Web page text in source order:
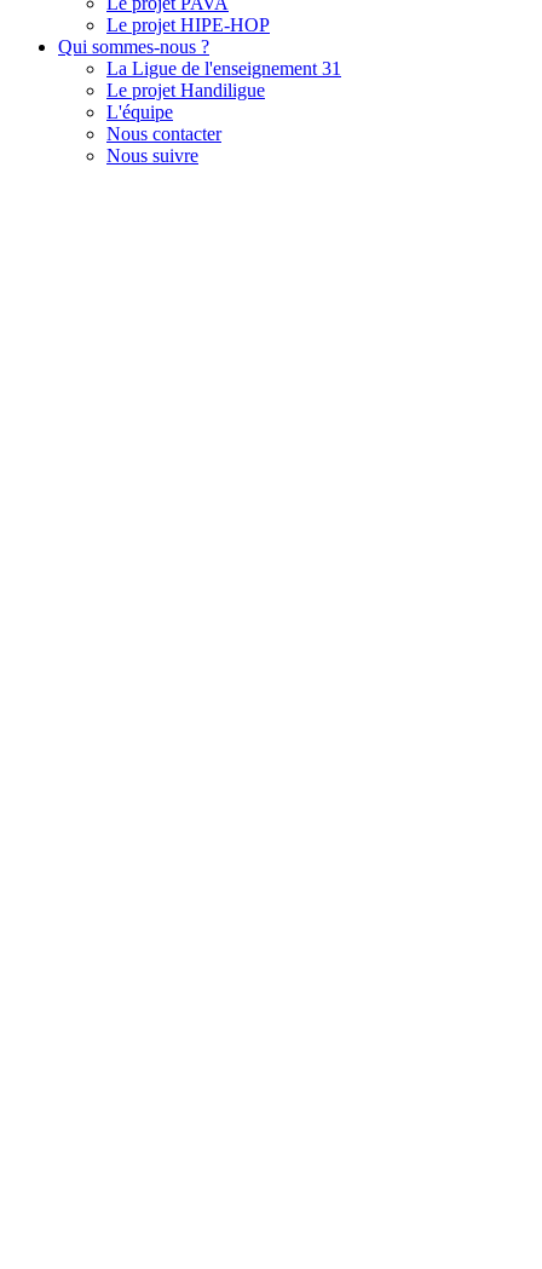
Le projet HIPE-HOP
Qui sommes-nous ?
La Ligue de l'enseignement 31
Le projet Handiligue
L'équipe
Nous contacter
Nous suivre